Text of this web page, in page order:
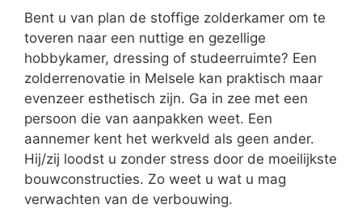
Bent u van plan de stoffige zolderkamer om te
toveren naar een nuttige en gezellige
hobbykamer, dressing of studeerruimte? Een
zolderrenovatie in Melsele kan praktisch maar
evenzeer esthetisch zijn. Ga in zee met een
persoon die van aanpakken weet. Een
aannemer kent het werkveld als geen ander.
Hij/zij loodst u zonder stress door de moeilijkste
bouwconstructies. Zo weet u wat u mag
verwachten van de verbouwing.